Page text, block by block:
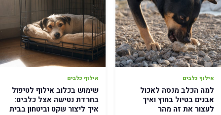
אילוף כלבים
למה הכלב מנסה לאכול
אבנים בטיול בחוץ ואיך
לעצור את זה מהר
אילוף כלבים
שימוש בכלוב אילוף לטיפול
בחרדת נטישה אצל כלבים:
איך ליצור שקט וביטחון בבית